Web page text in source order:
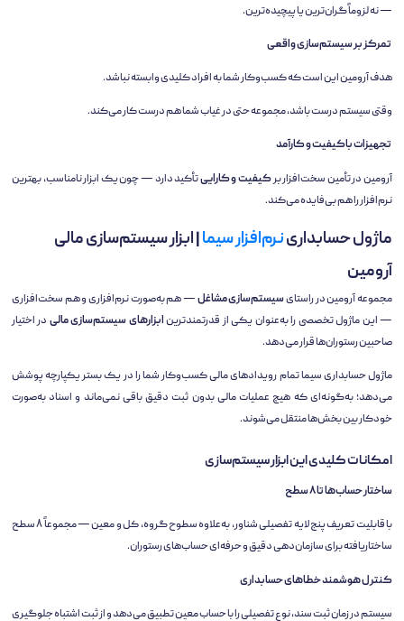
— نه لزوماً گران‌ترین یا پیچیده‌ترین.
تمرکز بر سیستم‌سازی واقعی
هدف آرومین این است که کسب‌وکار شما به افراد کلیدی وابسته نباشد.
وقتی سیستم درست باشد، مجموعه حتی در غیاب شما هم درست کار می‌کند.
تجهیزات باکیفیت و کارآمد
آرومین در تأمین سخت‌افزار برکیفیت و کاراییتأکید دارد — چون یک ابزار نامناسب، بهترین
نرم‌افزار را هم بی‌فایده می‌کند.
ماژول حسابدارینرم‌افزار سیما| ابزار سیستم‌سازی مالی
آرومین
مجموعه آرومین در راستایسیستم‌سازی مشاغل— هم به‌صورت نرم‌افزاری و هم سخت‌افزاری
— این ماژول تخصصی را به‌عنوان یکی از قدرتمندترینابزارهای سیستم‌سازی مالیدر اختیار
صاحبین رستوران‌ها قرار می‌دهد.
ماژول حسابداری سیما تمام رویدادهای مالی کسب‌وکار شما را در یک بستر یکپارچه پوشش
می‌دهد؛ به‌گونه‌ای که هیچ عملیات مالی بدون ثبت دقیق باقی نمی‌ماند و اسناد به‌صورت
خودکار بین بخش‌ها منتقل می‌شوند.
امکانات کلیدی این ابزار سیستم‌سازی
ساختار حساب‌ها تا ۸ سطح
با قابلیت تعریف پنج لایه تفصیلی شناور، به‌علاوه سطوح گروه، کل و معین — مجموعاً ۸ سطح
ساختاریافته برای سازمان‌دهی دقیق و حرفه‌ای حساب‌های رستوران.
کنترل هوشمند خطاهای حسابداری
سیستم در زمان ثبت سند، نوع تفصیلی را با حساب معین تطبیق می‌دهد و از ثبت اشتباه جلوگیری